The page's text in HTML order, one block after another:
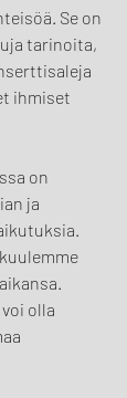
Se on
tarinoita,
ihmiset
on
ja
olla